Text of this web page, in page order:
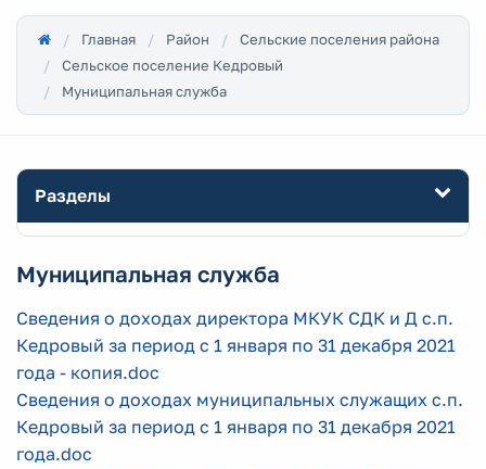
Главная Район
Сельские поселения района
Сельское поселение Кедровый
Муниципальная служба
Разделы
Муниципальная служба
Сведения о доходах директора МКУК СДК и Д с.п.
Кедровый за период с 1 января по 31 декабря 2021
года - копия.doc
Сведения о доходах муниципальных служащих с.п.
Кедровый за период с 1 января по 31 декабря 2021
года.doc